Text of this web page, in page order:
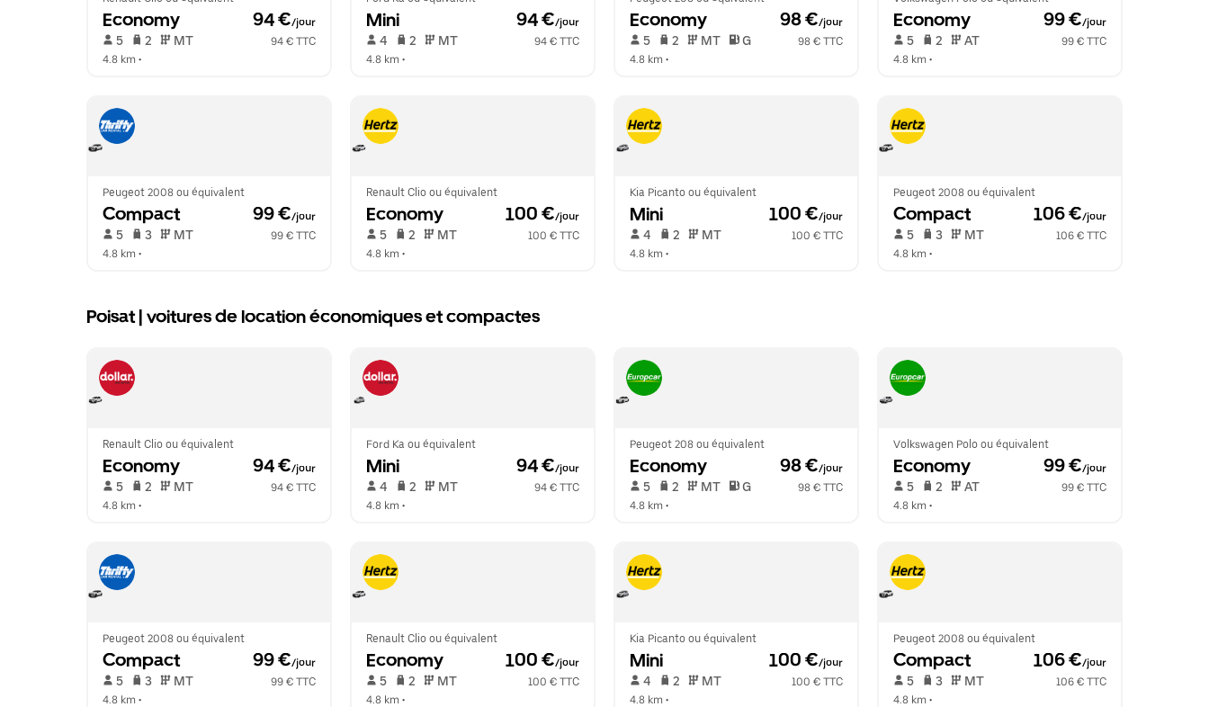
Economy 94 €/jour
5 2 MT
94 € TTC
4.8 km •
Mini 94 €/jour
4 2 MT
94 € TTC
4.8 km •
Economy 98 €/jour
5 2 MT G
98 € TTC
4.8 km •
Economy 99 €/jour
5 2 AT
99 € TTC
4.8 km •
Peugeot 2008 ou équivalent
Compact 99 €/jour
5 3 MT
99 € TTC
4.8 km •
Renault Clio ou équivalent
Economy 100 €/jour
5 2 MT
100 € TTC
4.8 km •
Kia Picanto ou équivalent
Mini 100 €/jour
4 2 MT
100 € TTC
4.8 km •
Peugeot 2008 ou équivalent
Compact 106 €/jour
5 3 MT
106 € TTC
4.8 km •
Poisat | voitures de location économiques et compactes
Renault Clio ou équivalent
Economy 94 €/jour
5 2 MT
94 € TTC
4.8 km •
Ford Ka ou équivalent
Mini 94 €/jour
4 2 MT
94 € TTC
4.8 km •
Peugeot 208 ou équivalent
Economy 98 €/jour
5 2 MT G
98 € TTC
4.8 km •
Volkswagen Polo ou équivalent
Economy 99 €/jour
5 2 AT
99 € TTC
4.8 km •
Peugeot 2008 ou équivalent
Compact 99 €/jour
5 3 MT
99 € TTC
4.8 km •
Renault Clio ou équivalent
Economy 100 €/jour
5 2 MT
100 € TTC
4.8 km •
Kia Picanto ou équivalent
Mini 100 €/jour
4 2 MT
100 € TTC
4.8 km •
Peugeot 2008 ou équivalent
Compact 106 €/jour
5 3 MT
106 € TTC
4.8 km •